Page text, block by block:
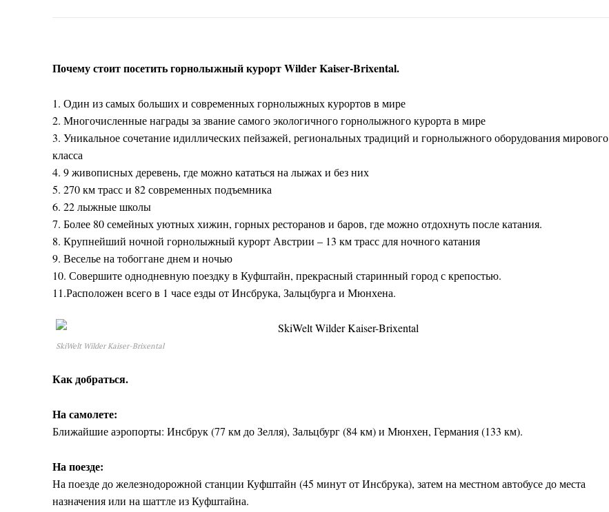
Почему стоит посетить горнолыжный курорт Wilder Kaiser-Brixental.
1. Один из самых больших и современных горнолыжных курортов в мире
2. Многочисленные награды за звание самого экологичного горнолыжного курорта в мире
3. Уникальное сочетание идиллических пейзажей, региональных традиций и горнолыжного оборудования мирового
класса
4. 9 живописных деревень, где можно кататься на лыжах и без них
5. 270 км трасс и 82 современных подъемника
6. 22 лыжные школы
7. Более 80 семейных уютных хижин, горных ресторанов и баров, где можно отдохнуть после катания.
8. Крупнейший ночной горнолыжный курорт Австрии – 13 км трасс для ночного катания
9. Веселье на тобоггане днем и ночью
10. Совершите однодневную поездку в Куфштайн, прекрасный старинный город с крепостью.
11.Расположен всего в 1 часе езды от Инсбрука, Зальцбурга и Мюнхена.
SkiWelt Wilder Kaiser-Brixental
Как добраться.
На самолете:
Ближайшие аэропорты: Инсбрук (77 км до Зелля), Зальцбург (84 км) и Мюнхен, Германия (133 км).
На поезде:
На поезде до железнодорожной станции Куфштайн (45 минут от Инсбрука), затем на местном автобусе до места
назначения или на шаттле из Куфштайна.